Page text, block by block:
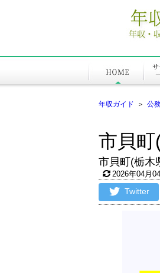
年収ガイド ＞ 公
市貝
市貝町(栃木
2026年04月
Twitter